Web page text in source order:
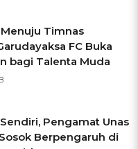
Timnas
FC Buka
bagi Talenta Muda
Pengamat Unas
Berpengaruh di